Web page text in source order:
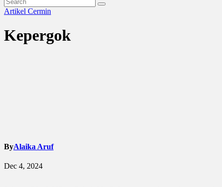
Artikel Cermin
Kepergok
ByAlaika Aruf
Dec 4, 2024